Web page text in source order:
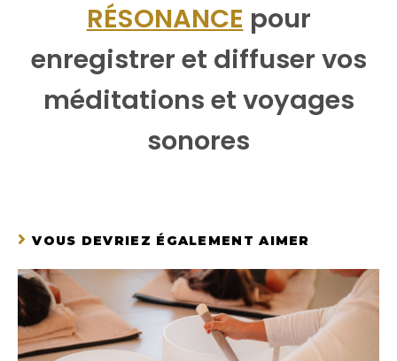
RÉSONANCE pour
enregistrer et diffuser vos
méditations et voyages
sonores
VOUS DEVRIEZ ÉGALEMENT AIMER